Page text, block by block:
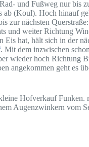
und Fußweg nur bis
ab (Koul). Hoch hinauf
zur nächsten
und weiter Richtung
Eis hat, hält sich in der
. Mit dem inzwischen
wieder hoch Richtung
angekommen geht es
Hofverkauf Funken.
Augenzwinkern vom